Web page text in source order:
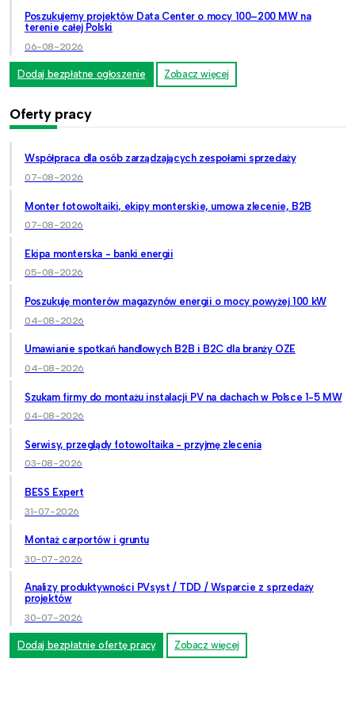
Poszukujemy projektów Data Center o mocy 100–200 MW na
terenie całej Polski
06-08-2026
Dodaj bezpłatne ogłoszenie Zobacz więcej
Oferty pracy
Współpraca dla osób zarządzających zespołami sprzedaży
07-08-2026
Monter fotowoltaiki, ekipy monterskie, umowa zlecenie, B2B
07-08-2026
Ekipa monterska - banki energii
05-08-2026
Poszukuję monterów magazynów energii o mocy powyżej 100 kW
04-08-2026
Umawianie spotkań handlowych B2B i B2C dla branży OZE
04-08-2026
Szukam firmy do montażu instalacji PV na dachach w Polsce 1-5 MW
04-08-2026
Serwisy, przeglądy fotowoltaika - przyjmę zlecenia
03-08-2026
BESS Expert
31-07-2026
Montaż carportów i gruntu
30-07-2026
Analizy produktywności PVsyst / TDD / Wsparcie z sprzedaży
projektów
30-07-2026
Dodaj bezpłatnie ofertę pracy Zobacz więcej